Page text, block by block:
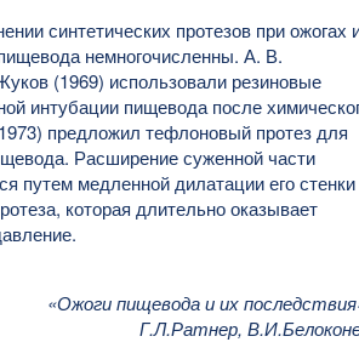
синтетических протезов при ожогах
немногочисленны. А. В.
(1969) использовали резиновые
интубации пищевода после
предложил тефлоновый протез для
Расширение суженной части
путем медленной дилатации его стенки
которая длительно оказывает
«Ожоги пищевода и их
Г.Л.Ратнер,